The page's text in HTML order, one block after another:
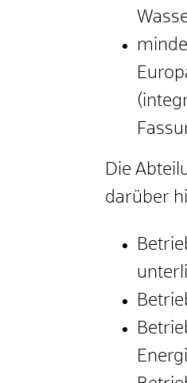
Die
darüber